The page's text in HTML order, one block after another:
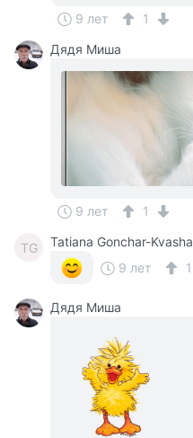
9 лет
1
Дядя Миша
9 лет 1
TG
Tatiana Gonchar-Kvasha
9 лет
1
Дядя Миша